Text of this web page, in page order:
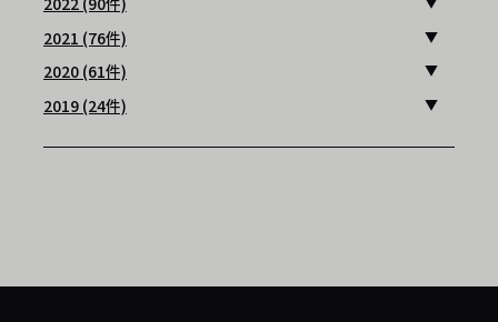
2021 (76件)
2020 (61件)
2019 (24件)